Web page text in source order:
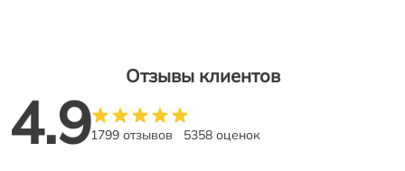
Отзывы клиентов
4.91799 отзывов 5358 оценок